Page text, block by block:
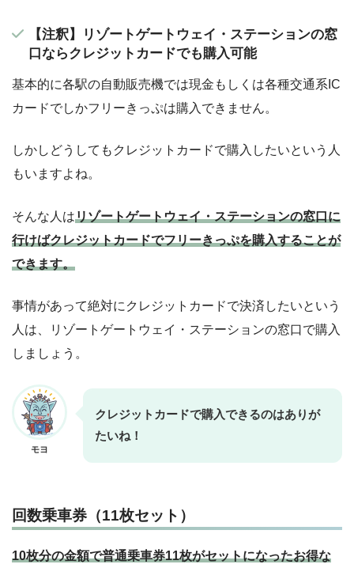
【注釈】リゾートゲートウェイ・ステーションの窓
口ならクレジットカードでも購入可能
基本的に各駅の自動販売機では現金もしくは各種交通系IC
カードでしかフリーきっぷは購入できません。
しかしどうしてもクレジットカードで購入したいという人
もいますよね。
そんな人はリゾートゲートウェイ・ステーションの窓口に
行けばクレジットカードでフリーきっぷを購入することが
できます。
事情があって絶対にクレジットカードで決済したいという
人は、リゾートゲートウェイ・ステーションの窓口で購入
しましょう。
モヨ
クレジットカードで購入できるのはありが
たいね！
回数乗車券（11枚セット）
10枚分の金額で普通乗車券11枚がセットになったお得な